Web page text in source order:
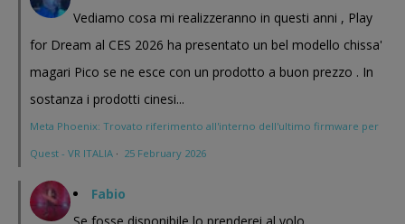
Vediamo cosa mi realizzeranno in questi anni , Play
for Dream al CES 2026 ha presentato un bel modello chissa'
magari Pico se ne esce con un prodotto a buon prezzo . In
sostanza i prodotti cinesi...
Meta Phoenix: Trovato riferimento all'interno dell'ultimo firmware per
Quest - VR ITALIA · 25 February 2026
Fabio